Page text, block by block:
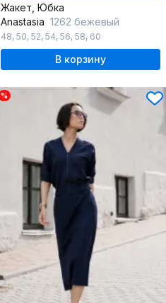
Жакет, Юбка
Anastasia 1262 бежевый
48, 50, 52, 54, 56, 58, 60
В корзину
%